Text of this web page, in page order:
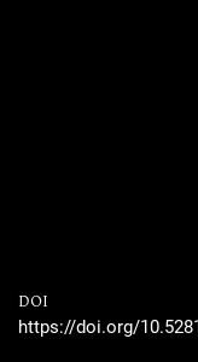
DOI
https://doi.org/